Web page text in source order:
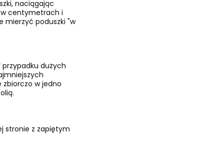
naciągając
w centymetrach i
mierzyć poduszki "w
przypadku dużych
zbiorczo w jedno
stronie z zapiętym